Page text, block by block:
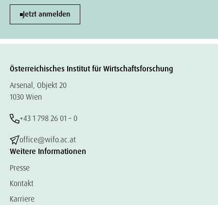
Jetzt anmelden
Österreichisches Institut für Wirtschaftsforschung
Arsenal, Objekt 20
1030 Wien
+43 1 798 26 01 – 0
office@wifo.ac.at
Weitere Informationen
Presse
Kontakt
Karriere